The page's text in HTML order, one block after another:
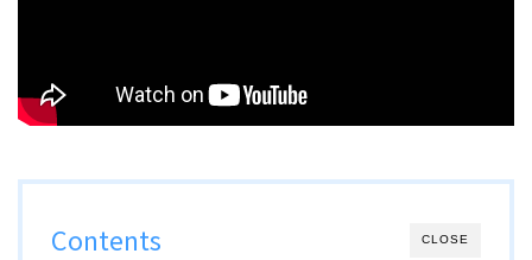
CLOSE
Contents